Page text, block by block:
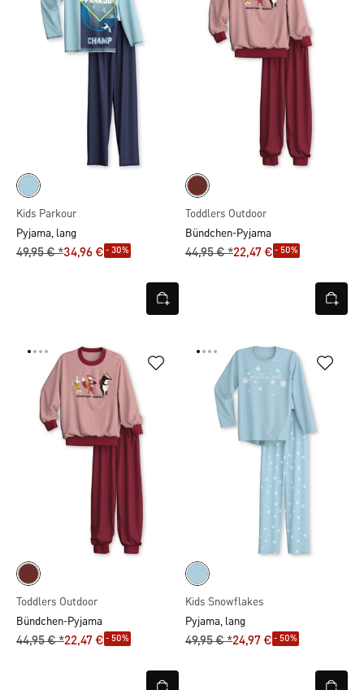
Kids Parkour
Pyjama, lang
49,95 € *34,96 € - 30%
Toddlers Outdoor
Bündchen-Pyjama
44,95 € *22,47 € - 50%
Toddlers Outdoor
Bündchen-Pyjama
44,95 € *22,47 € - 50%
Kids Snowflakes
Pyjama, lang
49,95 € *24,97 € - 50%